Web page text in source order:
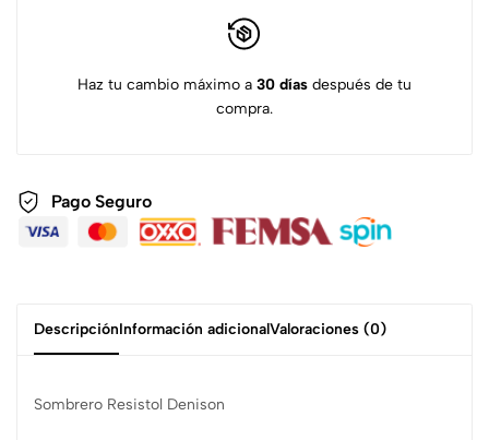
Haz tu cambio máximo a 30 días después de tu
compra.
Pago Seguro
DescripciónInformación adicionalValoraciones (0)
Sombrero Resistol Denison